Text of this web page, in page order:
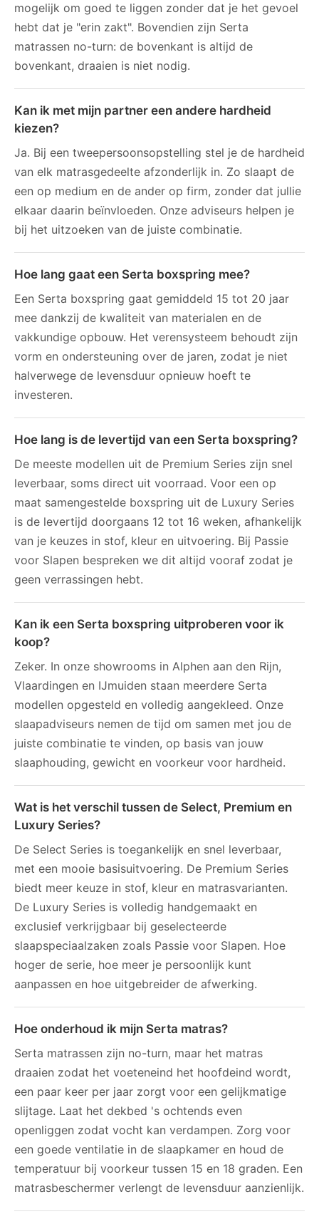
mogelijk om goed te liggen zonder dat je het gevoel
hebt dat je "erin zakt". Bovendien zijn Serta
matrassen no-turn: de bovenkant is altijd de
bovenkant, draaien is niet nodig.
Kan ik met mijn partner een andere hardheid
kiezen?
Ja. Bij een tweepersoonsopstelling stel je de hardheid
van elk matrasgedeelte afzonderlijk in. Zo slaapt de
een op medium en de ander op firm, zonder dat jullie
elkaar daarin beïnvloeden. Onze adviseurs helpen je
bij het uitzoeken van de juiste combinatie.
Hoe lang gaat een Serta boxspring mee?
Een Serta boxspring gaat gemiddeld 15 tot 20 jaar
mee dankzij de kwaliteit van materialen en de
vakkundige opbouw. Het verensysteem behoudt zijn
vorm en ondersteuning over de jaren, zodat je niet
halverwege de levensduur opnieuw hoeft te
investeren.
Hoe lang is de levertijd van een Serta boxspring?
De meeste modellen uit de Premium Series zijn snel
leverbaar, soms direct uit voorraad. Voor een op
maat samengestelde boxspring uit de Luxury Series
is de levertijd doorgaans 12 tot 16 weken, afhankelijk
van je keuzes in stof, kleur en uitvoering. Bij Passie
voor Slapen bespreken we dit altijd vooraf zodat je
geen verrassingen hebt.
Kan ik een Serta boxspring uitproberen voor ik
koop?
Zeker. In onze showrooms in Alphen aan den Rijn,
Vlaardingen en IJmuiden staan meerdere Serta
modellen opgesteld en volledig aangekleed. Onze
slaapadviseurs nemen de tijd om samen met jou de
juiste combinatie te vinden, op basis van jouw
slaaphouding, gewicht en voorkeur voor hardheid.
Wat is het verschil tussen de Select, Premium en
Luxury Series?
De Select Series is toegankelijk en snel leverbaar,
met een mooie basisuitvoering. De Premium Series
biedt meer keuze in stof, kleur en matrasvarianten.
De Luxury Series is volledig handgemaakt en
exclusief verkrijgbaar bij geselecteerde
slaapspeciaalzaken zoals Passie voor Slapen. Hoe
hoger de serie, hoe meer je persoonlijk kunt
aanpassen en hoe uitgebreider de afwerking.
Hoe onderhoud ik mijn Serta matras?
Serta matrassen zijn no-turn, maar het matras
draaien zodat het voeteneind het hoofdeind wordt,
een paar keer per jaar zorgt voor een gelijkmatige
slijtage. Laat het dekbed 's ochtends even
openliggen zodat vocht kan verdampen. Zorg voor
een goede ventilatie in de slaapkamer en houd de
temperatuur bij voorkeur tussen 15 en 18 graden. Een
matrasbeschermer verlengt de levensduur aanzienlijk.